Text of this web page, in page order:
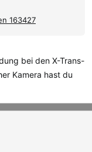
163427
bei den X-Trans-
Kamera hast du